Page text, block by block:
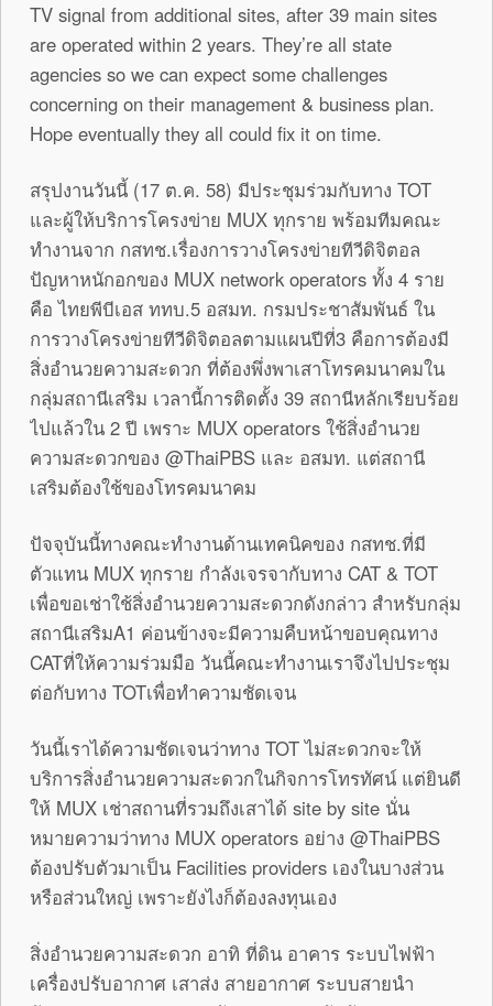
TV signal from additional sites, after 39 main sites
are operated within 2 years. They’re all state
agencies so we can expect some challenges
concerning on their management & business plan.
Hope eventually they all could fix it on time.
สรุปงานวันนี้ (17 ต.ค. 58) มีประชุมร่วมกับทาง TOT
และผู้ให้บริการโครงข่าย MUX ทุกราย พร้อมทีมคณะ
ทำงานจาก กสทช.เรื่องการวางโครงข่ายทีวีดิจิตอล
ปัญหาหนักอกของ MUX network operators ทั้ง 4 ราย
คือ ไทยพีบีเอส ททบ.5 อสมท. กรมประชาสัมพันธ์ ใน
การวางโครงข่ายทีวีดิจิตอลตามแผนปีที่3 คือการต้องมี
สิ่งอำนวยความสะดวก ที่ต้องพึ่งพาเสาโทรคมนาคมใน
กลุ่มสถานีเสริม เวลานี้การติดตั้ง 39 สถานีหลักเรียบร้อย
ไปแล้วใน 2 ปี เพราะ MUX operators ใช้สิ่งอำนวย
ความสะดวกของ @ThaiPBS และ อสมท. แต่สถานี
เสริมต้องใช้ของโทรคมนาคม
ปัจจุบันนี้ทางคณะทำงานด้านเทคนิคของ กสทช.ที่มี
ตัวแทน MUX ทุกราย กำลังเจรจากับทาง CAT & TOT
เพื่อขอเช่าใช้สิ่งอำนวยความสะดวกดังกล่าว สำหรับกลุ่ม
สถานีเสริมA1 ค่อนข้างจะมีความคืบหน้าขอบคุณทาง
CATที่ให้ความร่วมมือ วันนี้คณะทำงานเราจึงไปประชุม
ต่อกับทาง TOTเพื่อทำความชัดเจน
วันนี้เราได้ความชัดเจนว่าทาง TOT ไม่สะดวกจะให้
บริการสิ่งอำนวยความสะดวกในกิจการโทรทัศน์ แต่ยินดี
ให้ MUX เช่าสถานที่รวมถึงเสาได้ site by site นั่น
หมายความว่าทาง MUX operators อย่าง @ThaiPBS
ต้องปรับตัวมาเป็น Facilities providers เองในบางส่วน
หรือส่วนใหญ่ เพราะยังไงก็ต้องลงทุนเอง
สิ่งอำนวยความสะดวก อาทิ ที่ดิน อาคาร ระบบไฟฟ้า
เครื่องปรับอากาศ เสาส่ง สายอากาศ ระบบสายนำ